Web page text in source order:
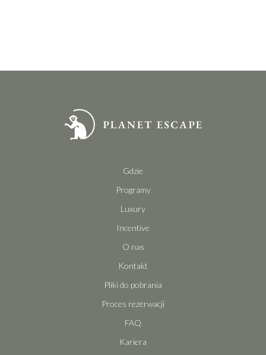
Gdzie
Programy
Luxury
Incentive
O nas
Kontakt
Pliki do pobrania
Proces rezerwacji
FAQ
Kariera